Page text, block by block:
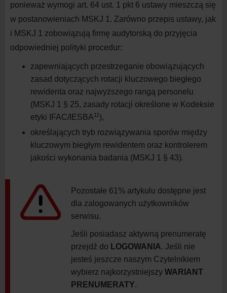
ponieważ wymogi art. 64 ust. 1 pkt 6 ustawy mieszczą się
w postanowieniach MSKJ 1. Zarówno przepis ustawy, jak
i MSKJ 1 zobowiązują firmę audytorską do przyjęcia
odpowiedniej polityki procedur:
zapewniających przestrzeganie obowiązujących
zasad dotyczących rotacji kluczowego biegłego
rewidenta oraz najwyższego rangą personelu
(MSKJ 1 § 25, zasady rotacji określone w Kodeksie
etyki IFAC/IESBA11),
określających tryb rozwiązywania sporów między
kluczowym biegłym rewidentem oraz kontrolerem
jakości wykonania badania (MSKJ 1 § 43).
Pozostałe 61% artykułu dostępne jest
dla zalogowanych użytkowników
serwisu.
Jeśli posiadasz aktywną prenumeratę
przejdź do LOGOWANIA. Jeśli nie
jesteś jeszcze naszym Czytelnikiem
wybierz najkorzystniejszy WARIANT
PRENUMERATY.